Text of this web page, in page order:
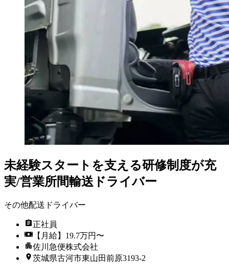
未経験スタートを支える研修制度が充
実/営業所間輸送ドライバー
その他配送ドライバー
正社員
【月給】19.7万円〜
佐川急便株式会社
茨城県古河市東山田前原3193-2